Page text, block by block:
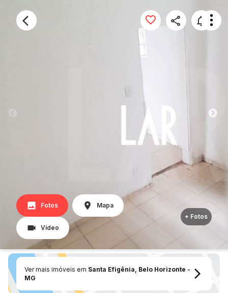
Fotos Mapa
Vídeo
+ Fotos
Ver mais imóveis em Santa Efigênia, Belo Horizonte -
MG